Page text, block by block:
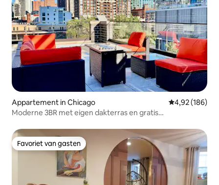
Appartement in Chicago Gemiddelde
4,92 (186)
Moderne 3BR met eigen dakterras en gratis
Favoriet van gasten
Favoriet van gasten